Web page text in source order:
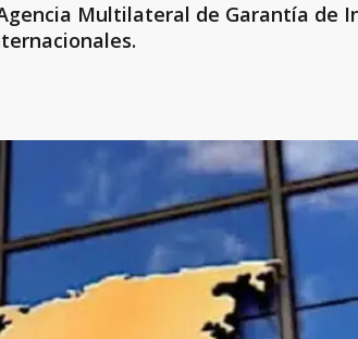
Multilateral de Garantía de